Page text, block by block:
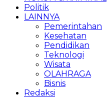
Politik
LAINNYA
Pemerintahan
Kesehatan
Pendidikan
Teknologi
Wisata
OLAHRAGA
Bisnis
Redaksi